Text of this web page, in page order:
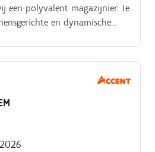
een polyvalent magazijnier. Je
en dynamische